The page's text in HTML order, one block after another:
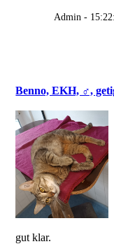
Admin -
Benno, EKH, ♂,
gut klar.